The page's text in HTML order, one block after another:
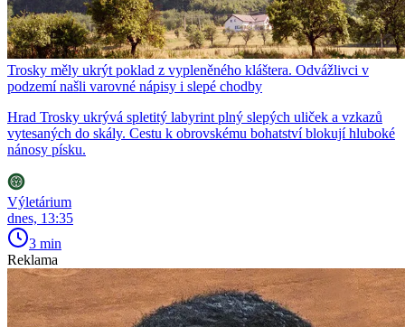
Trosky měly ukrýt poklad z vypleněného kláštera. Odvážlivci v
podzemí našli varovné nápisy i slepé chodby
Hrad Trosky ukrývá spletitý labyrint plný slepých uliček a vzkazů
vytesaných do skály. Cestu k obrovskému bohatství blokují hluboké
nánosy písku.
Výletárium
dnes, 13:35
3 min
Reklama